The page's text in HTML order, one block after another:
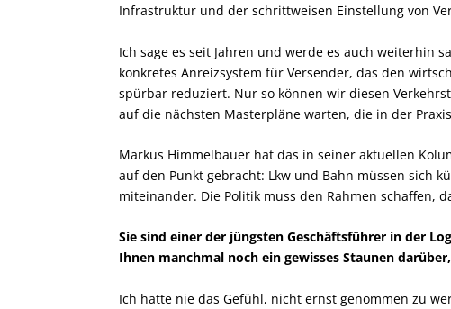
Infrastruktur und der schrittweisen Einstellung von
Ich sage es seit Jahren und werde es auch weiterhin
konkretes Anreizsystem für Versender, das den
spürbar reduziert. Nur so können wir diesen
auf die nächsten Masterpläne warten, die in der
Markus Himmelbauer hat das in seiner aktuellen
auf den Punkt gebracht: Lkw und Bahn müssen sich
miteinander. Die Politik muss den Rahmen schaffen,
Sie sind einer der jüngsten Geschäftsführer in der
Ihnen manchmal noch ein gewisses Staunen
Ich hatte nie das Gefühl, nicht ernst genommen zu